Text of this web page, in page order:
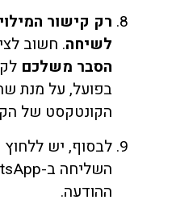
רק קישור
לשיחה. חשוב
הסבר משלכם
בפועל, על מנת
הקונטקסט של
לבסוף, יש
ההודעה.